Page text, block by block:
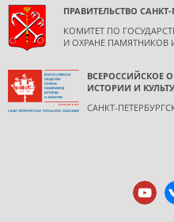
ПРАВИТЕЛЬСТВО САНКТ-
КОМИТЕТ ПО
И ОХРАНЕ ПАМЯТНИКОВ
ВСЕРОССИЙСКОЕ
ИСТОРИИ И
САНКТ-